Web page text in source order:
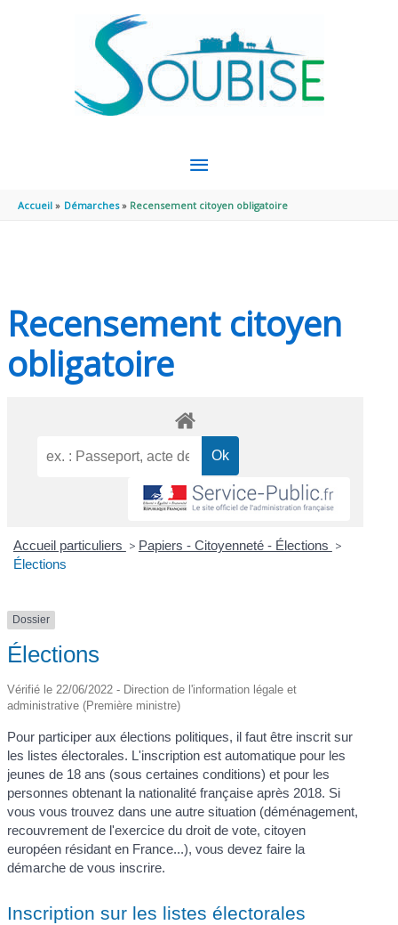
MENU
PRINCIPAL
Accueil Démarches Recensement citoyen obligatoire
Recensement citoyen
obligatoire
Accueil particuliers > Papiers - Citoyenneté - Élections >
Élections
Dossier
Élections
Vérifié le 22/06/2022 - Direction de l'information légale et
administrative (Première ministre)
Pour participer aux élections politiques, il faut être inscrit sur
les listes électorales. L'inscription est automatique pour les
jeunes de 18 ans (sous certaines conditions) et pour les
personnes obtenant la nationalité française après 2018. Si
vous vous trouvez dans une autre situation (déménagement,
recouvrement de l'exercice du droit de vote, citoyen
européen résidant en France...), vous devez faire la
démarche de vous inscrire.
Inscription sur les listes électorales